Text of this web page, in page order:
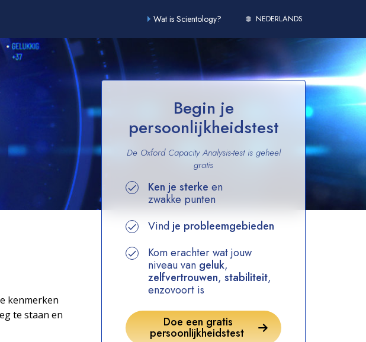
Wat is Scientology? NEDERLANDS
Begin je
persoonlijkheidstest
De Oxford Capacity Analysis-test is geheel
gratis
Ken je sterke en
zwakke punten
Vindje probleemgebieden
Kom erachter wat jouw
niveau van geluk,
zelfvertrouwen, stabiliteit,
enzovoort is
Doe een gratis
persoonlijkheidstest
kenmerken
te staan en